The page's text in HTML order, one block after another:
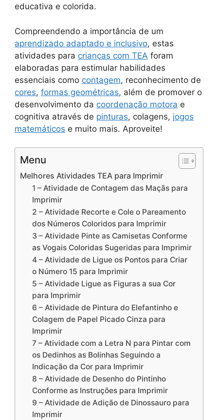
educativa e colorida.
Compreendendo a importância de um
aprendizado adaptado e inclusivo, estas
atividades para crianças com TEA foram
elaboradas para estimular habilidades
essenciais como contagem, reconhecimento de
cores, formas geométricas, além de promover o
desenvolvimento da coordenação motora e
cognitiva através de pinturas, colagens, jogos
matemáticos e muito mais. Aproveite!
Menu
Melhores Atividades TEA para Imprimir
1 – Atividade de Contagem das Maçãs para
Imprimir
2 – Atividade Recorte e Cole o Pareamento
dos Números Coloridos para Imprimir
3 – Atividade Pinte as Camisetas Conforme
as Vogais Coloridas Sugeridas para Imprimir
4 – Atividade de Ligue os Pontos para Criar
o Número 15 para Imprimir
5 – Atividade Ligue as Figuras a sua Cor
para Imprimir
6 – Atividade de Pintura do Elefantinho e
Colagem de Papel Picado Cinza para
Imprimir
7 – Atividade com a Letra N para Pintar com
os Dedinhos as Bolinhas Seguindo a
Indicação da Cor para Imprimir
8 – Atividade de Desenho do Pintinho
Conforme as Instruções para Imprimir
9 – Atividade de Adição de Dinossauro para
Imprimir